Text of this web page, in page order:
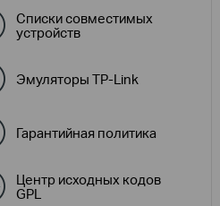
Списки совместимых
устройств
Эмуляторы TP-Link
Гарантийная политика
Центр исходных кодов
GPL